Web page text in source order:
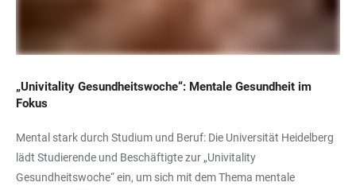
„Univitality Gesundheitswoche“: Mentale Gesundheit im
Fokus
Mental stark durch Studium und Beruf: Die Universität Heidelberg
lädt Studierende und Beschäftigte zur „Univitality
Gesundheitswoche“ ein, um sich mit dem Thema mentale